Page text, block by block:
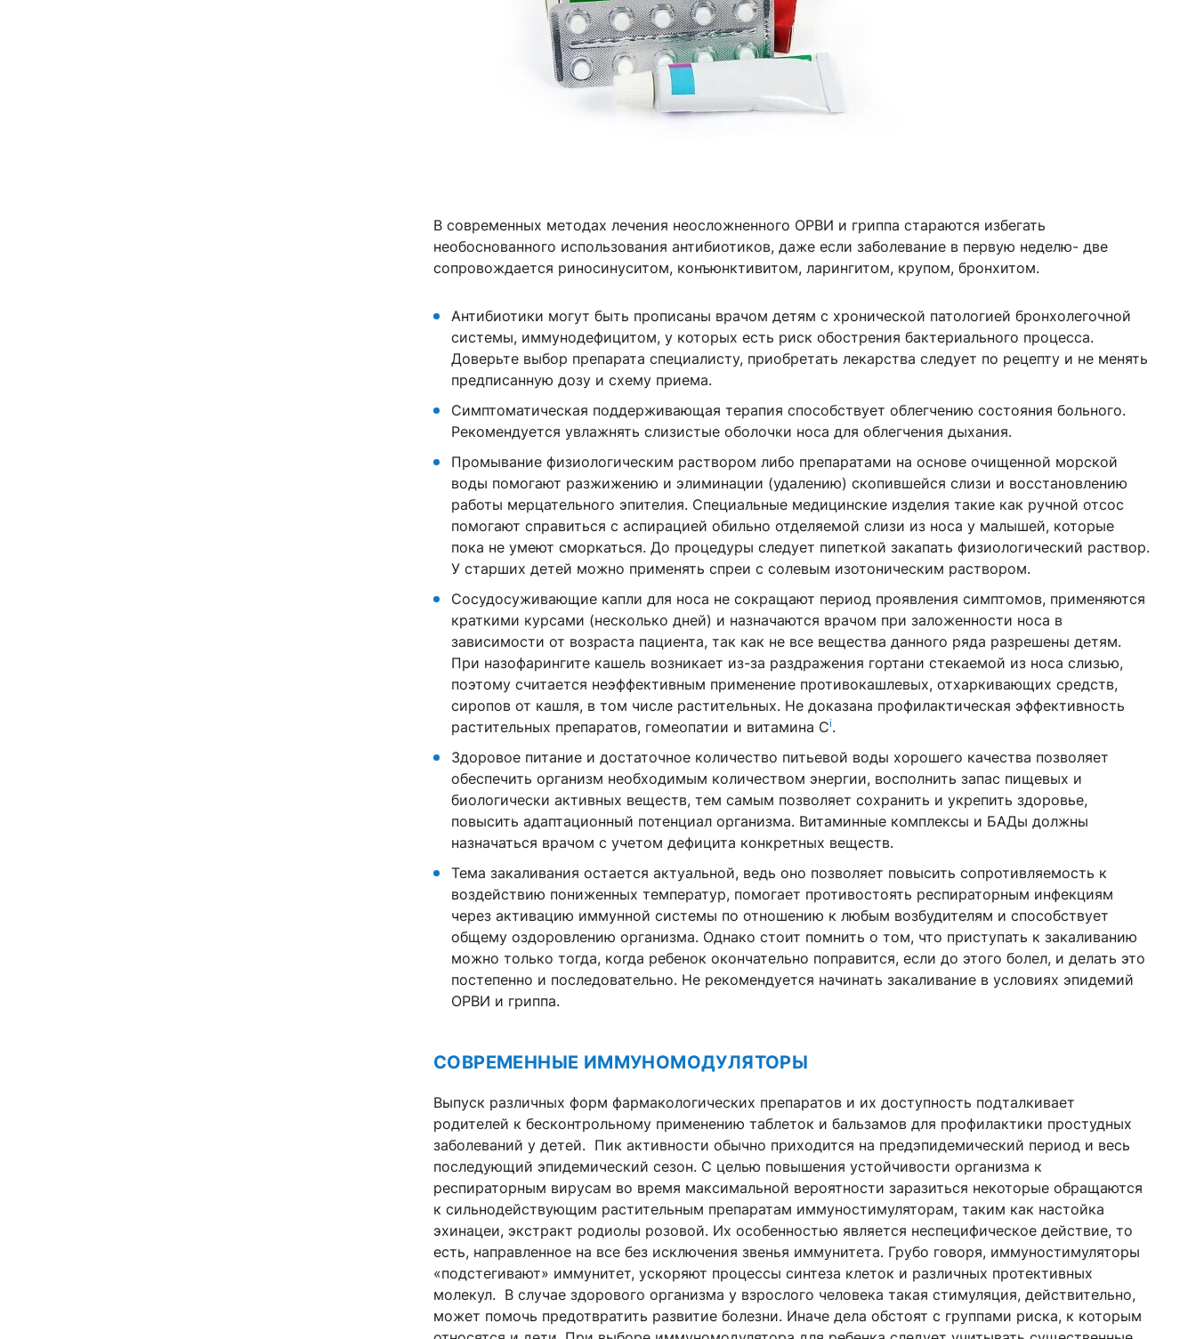
В современных методах лечения неосложненного ОРВИ и гриппа стараются избегать
необоснованного использования антибиотиков, даже если заболевание в первую неделю- две
сопровождается риносинуситом, конъюнктивитом, ларингитом, крупом, бронхитом.
Антибиотики могут быть прописаны врачом детям с хронической патологией бронхолегочной
системы, иммунодефицитом, у которых есть риск обострения бактериального процесса.
Доверьте выбор препарата специалисту, приобретать лекарства следует по рецепту и не менять
предписанную дозу и схему приема.
Симптоматическая поддерживающая терапия способствует облегчению состояния больного.
Рекомендуется увлажнять слизистые оболочки носа для облегчения дыхания.
Промывание физиологическим раствором либо препаратами на основе очищенной морской
воды помогают разжижению и элиминации (удалению) скопившейся слизи и восстановлению
работы мерцательного эпителия. Специальные медицинские изделия такие как ручной отсос
помогают справиться с аспирацией обильно отделяемой слизи из носа у малышей, которые
пока не умеют сморкаться. До процедуры следует пипеткой закапать физиологический раствор.
У старших детей можно применять спреи с солевым изотоническим раствором.
Сосудосуживающие капли для носа не сокращают период проявления симптомов, применяются
краткими курсами (несколько дней) и назначаются врачом при заложенности носа в
зависимости от возраста пациента, так как не все вещества данного ряда разрешены детям.
При назофарингите кашель возникает из-за раздражения гортани стекаемой из носа слизью,
поэтому считается неэффективным применение противокашлевых, отхаркивающих средств,
сиропов от кашля, в том числе растительных. Не доказана профилактическая эффективность
растительных препаратов, гомеопатии и витамина Сi.
Здоровое питание и достаточное количество питьевой воды хорошего качества позволяет
обеспечить организм необходимым количеством энергии, восполнить запас пищевых и
биологически активных веществ, тем самым позволяет сохранить и укрепить здоровье,
повысить адаптационный потенциал организма. Витаминные комплексы и БАДы должны
назначаться врачом с учетом дефицита конкретных веществ.
Тема закаливания остается актуальной, ведь оно позволяет повысить сопротивляемость к
воздействию пониженных температур, помогает противостоять респираторным инфекциям
через активацию иммунной системы по отношению к любым возбудителям и способствует
общему оздоровлению организма. Однако стоит помнить о том, что приступать к закаливанию
можно только тогда, когда ребенок окончательно поправится, если до этого болел, и делать это
постепенно и последовательно. Не рекомендуется начинать закаливание в условиях эпидемий
ОРВИ и гриппа.
СОВРЕМЕННЫЕ ИММУНОМОДУЛЯТОРЫ
Выпуск различных форм фармакологических препаратов и их доступность подталкивает
родителей к бесконтрольному применению таблеток и бальзамов для профилактики простудных
заболеваний у детей. Пик активности обычно приходится на предэпидемический период и весь
последующий эпидемический сезон. С целью повышения устойчивости организма к
респираторным вирусам во время максимальной вероятности заразиться некоторые обращаются
к сильнодействующим растительным препаратам иммуностимуляторам, таким как настойка
эхинацеи, экстракт родиолы розовой. Их особенностью является неспецифическое действие, то
есть, направленное на все без исключения звенья иммунитета. Грубо говоря, иммуностимуляторы
«подстегивают» иммунитет, ускоряют процессы синтеза клеток и различных протективных
молекул. В случае здорового организма у взрослого человека такая стимуляция, действительно,
может помочь предотвратить развитие болезни. Иначе дела обстоят с группами риска, к которым